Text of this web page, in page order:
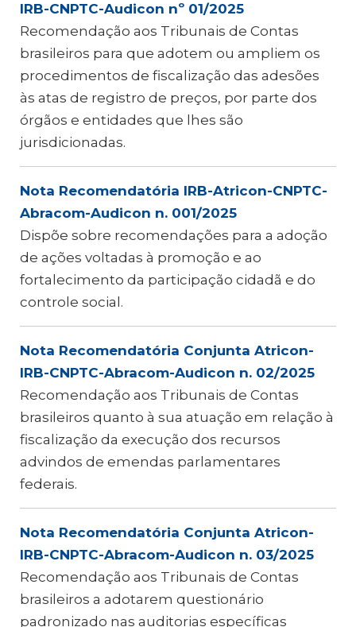
IRB-CNPTC-Audicon nº 01/2025
Recomendação aos Tribunais de Contas
brasileiros para que adotem ou ampliem os
procedimentos de fiscalização das adesões
às atas de registro de preços, por parte dos
órgãos e entidades que lhes são
jurisdicionadas.
Nota Recomendatória IRB-Atricon-CNPTC-
Abracom-Audicon n. 001/2025
Dispõe sobre recomendações para a adoção
de ações voltadas à promoção e ao
fortalecimento da participação cidadã e do
controle social.
Nota Recomendatória Conjunta Atricon-
IRB-CNPTC-Abracom-Audicon n. 02/2025
Recomendação aos Tribunais de Contas
brasileiros quanto à sua atuação em relação à
fiscalização da execução dos recursos
advindos de emendas parlamentares
federais.
Nota Recomendatória Conjunta Atricon-
IRB-CNPTC-Abracom-Audicon n. 03/2025
Recomendação aos Tribunais de Contas
brasileiros a adotarem questionário
padronizado nas auditorias específicas